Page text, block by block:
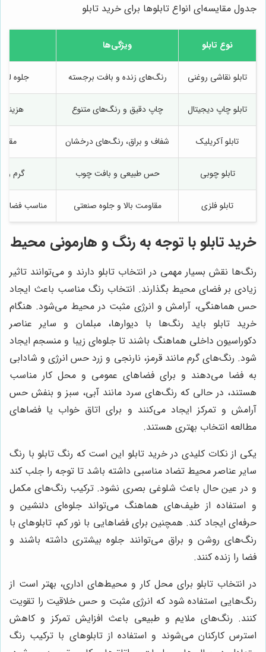
جدول مقایسه‌ای انواع تابلوها برای خرید تابلو
نوع تابلو ویژگی‌ها
تابلو نقاشی روغنی رنگ‌های زنده و بافت برجسته جلوه
تابلو چاپ دیجیتال چاپ دقیق و رنگ‌های متنوع هزینه
تابلو آکریلیک شفاف و براق، رنگ‌های درخشان
تابلو چوبی حس طبیعی و بافت چوب گرم و
تابلو فلزی مقاومت بالا و جلوه صنعتی مناسب فضای
خرید تابلو با توجه به رنگ و هارمونی محیط
رنگ‌ها نقش بسیار مهمی در انتخاب تابلو دارند و می‌توانند تاثیر
زیادی بر فضای محیط بگذارند. انتخاب رنگ مناسب باعث ایجاد
حس هماهنگی، آرامش و انرژی مثبت در محیط می‌شود. هنگام
خرید تابلو باید رنگ‌ها با دیوارها، مبلمان و سایر عناصر
دکوراسیون داخلی هماهنگ باشند تا جلوه‌ای زیبا و منسجم ایجاد
شود. رنگ‌های گرم مانند قرمز، نارنجی و زرد حس انرژی و شادابی
به فضا می‌دهند و برای فضاهای عمومی و محل کار مناسب
هستند، در حالی که رنگ‌های سرد مانند آبی، سبز و بنفش حس
آرامش و تمرکز ایجاد می‌کنند و برای اتاق خواب یا فضاهای
مطالعه انتخاب بهتری هستند.
یکی از نکات کلیدی در خرید تابلو این است که رنگ تابلو با رنگ
سایر عناصر محیط تضاد مناسبی داشته باشد تا توجه را جلب کند
و در عین حال باعث شلوغی بصری نشود. ترکیب رنگ‌های مکمل
و استفاده از طیف‌های هماهنگ می‌تواند جلوه‌ای دلنشین و
حرفه‌ای ایجاد کند. همچنین برای فضاهایی با نور کم، تابلوهای با
رنگ‌های روشن و براق می‌توانند جلوه بیشتری داشته باشند و
فضا را زنده کنند.
در انتخاب تابلو برای محل کار و محیط‌های اداری، بهتر است از
رنگ‌هایی استفاده شود که انرژی مثبت و حس خلاقیت را تقویت
کنند. رنگ‌های ملایم و طبیعی باعث افزایش تمرکز و کاهش
استرس کارکنان می‌شوند و استفاده از تابلوهای با ترکیب رنگ